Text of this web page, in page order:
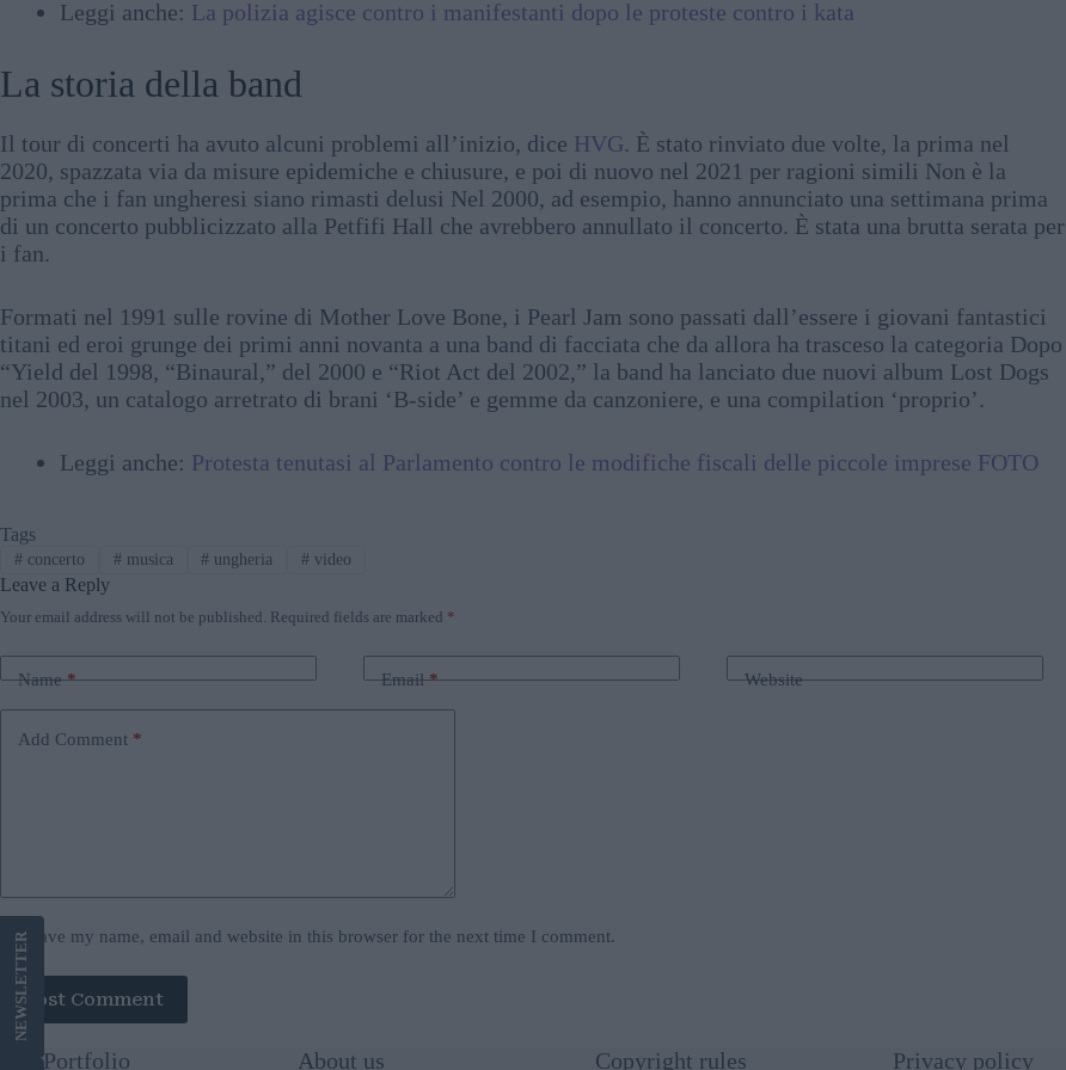
Leggi anche: La polizia agisce contro i manifestanti dopo le proteste contro i kata
La storia della band
Il tour di concerti ha avuto alcuni problemi all’inizio, dice HVG. È stato rinviato due volte, la prima nel
2020, spazzata via da misure epidemiche e chiusure, e poi di nuovo nel 2021 per ragioni simili Non è la
prima che i fan ungheresi siano rimasti delusi Nel 2000, ad esempio, hanno annunciato una settimana prima
di un concerto pubblicizzato alla Petfifi Hall che avrebbero annullato il concerto. È stata una brutta serata per
i fan.
Formati nel 1991 sulle rovine di Mother Love Bone, i Pearl Jam sono passati dall’essere i giovani fantastici
titani ed eroi grunge dei primi anni novanta a una band di facciata che da allora ha trasceso la categoria Dopo
“Yield del 1998, “Binaural,” del 2000 e “Riot Act del 2002,” la band ha lanciato due nuovi album Lost Dogs
nel 2003, un catalogo arretrato di brani ‘B-side’ e gemme da canzoniere, e una compilation ‘proprio’.
Leggi anche: Protesta tenutasi al Parlamento contro le modifiche fiscali delle piccole imprese FOTO
Tags
#concerto #musica # ungheria # video
Leave a Reply
Your email address will not be published. Required fields are marked *
Name* Email* Website
Add Comment *
Save my name, email and website in this browser for the next time I comment.
Post Comment
NEWS
LETTER
Our Portfolio About us Copyright rules Privacy policy